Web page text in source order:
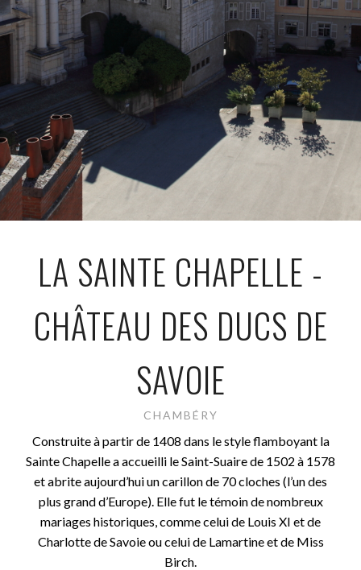
LA SAINTE CHAPELLE -
CHÂTEAU DES DUCS DE
SAVOIE
CHAMBÉRY
Construite à partir de 1408 dans le style flamboyant la
Sainte Chapelle a accueilli le Saint-Suaire de 1502 à 1578
et abrite aujourd’hui un carillon de 70 cloches (l’un des
plus grand d’Europe). Elle fut le témoin de nombreux
mariages historiques, comme celui de Louis XI et de
Charlotte de Savoie ou celui de Lamartine et de Miss
Birch.